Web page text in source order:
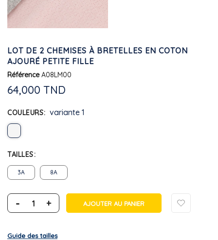
LOT DE 2 CHEMISES À BRETELLES EN COTON
AJOURÉ PETITE FILLE
Référence A08LM00
64,000 TND
COULEURS variante 1
TAILLES
3A 8A
- + AJOUTER AU PANIER
Guide des tailles